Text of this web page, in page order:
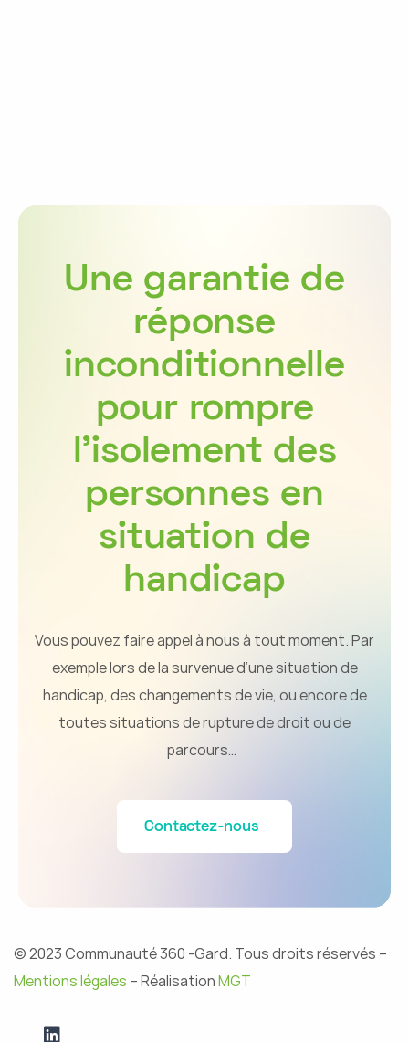
Une garantie de
réponse
inconditionnelle
pour rompre
l’isolement des
personnes en
situation de
handicap
Vous pouvez faire appel à nous à toutmoment.Par
exemplelors dela survenue d’une situation de
handicap, deschangements de vie, ou encore de
toutes situations de rupture de droit ou de
parcours…
Contactez-nous
© 2023 Communauté 360 -Gard. Tous droits réservés –
Mentions légales – RéalisationMGT